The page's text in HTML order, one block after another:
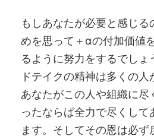
もしあなたが必要と感じる
めを思って＋αの付加価値
るように努力をするでしょ
ドテイクの精神は多くの人
あなたがこの人や組織に尽
ったならば全力で尽くして
ます。そしてその恩は必